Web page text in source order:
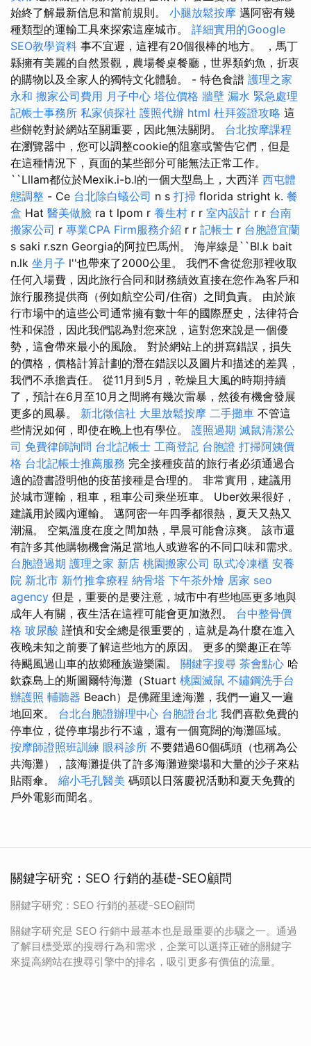
始終了解最新信息和當前規則。 小腿放鬆按摩 邁阿密有幾
種類型的運輸工具來探索這座城市。 詳細實用的Google
SEO教學資料 事不宜遲，這裡有20個很棒的地方。 ，馬丁
縣擁有美麗的自然景觀，農場餐桌餐廳，世界類釣魚，折衷
的購物以及全家人的獨特文化體驗。 - 特色食譜 護理之家
永和 搬家公司費用 月子中心 塔位價格 牆壁 漏水 緊急處理
記帳士事務所 私家偵探社 護照代辦 html 杜拜簽證攻略 這
些餅乾對於網站至關重要，因此無法關閉。 台北按摩課程
在瀏覽器中，您可以調整cookie的阻塞或警告它們，但是
在這種情況下，頁面的某些部分可能無法正常工作。
``Lllam都位於Mexik.i-b.l的一個大型島上，大西洋 西屯體
態調整 - Ce 台北除白蟻公司 n s 打掃 florida stright k. 餐
盒 Hat 醫美做臉 ra t lpom r 養生村 r r 室內設計 r r 台南
搬家公司 r 專業CPA Firm服務介紹 r r 記帳士 r 台胞證宜蘭
s saki r.szn Georgia的阿拉巴馬州。 海岸線是``Bl.k bait
n.lk 坐月子 l''也帶來了2000公里。 我們不會從您那裡收取
任何入場費，因此旅行合同和財務績效直接在您作為客戶和
旅行服務提供商（例如航空公司/住宿）之間負責。 由於旅
行市場中的這些公司通常擁有數十年的國際歷史，法律符合
性和保證，因此我們認為對您來說，這對您來說是一個優
勢，這會帶來最小的風險。 對於網站上的拼寫錯誤，損失
的價格，價格計算計劃的潛在錯誤以及圖片和描述的差異，
我們不承擔責任。 從11月到5月，乾燥且大風的時期持續
了，預計在6月至10月之間將有幾次雷暴，然後有機會發展
更多的風暴。 新北徵信社 大里放鬆按摩 二手攤車 不管這
些情況如何，即使在晚上也有學位。 護照過期 滅鼠清潔公
司 免費律師詢問 台北記帳士 工商登記 台胞證 打掃阿姨價
格 台北記帳士推薦服務 完全接種疫苗的旅行者必須通過合
適的證書證明他的疫苗接種是合理的。 非常實用，建議用
於城市運輸，租車，租車公司乘坐班車。 Uber效果很好，
建議用於國內運輸。 邁阿密一年四季都很熱，夏天又熱又
潮濕。 空氣溫度在度之間加熱，早晨可能會涼爽。 該市還
有許多其他購物機會滿足當地人或遊客的不同口味和需求。
台胞證過期 護理之家 新店 桃園搬家公司 臥式冷凍櫃 安養
院 新北市 新竹推拿療程 納骨塔 下午茶外燴 居家 seo
agency 但是，重要的是要注意，城市中有些地區更多地與
成年人有關，夜生活在這裡可能會更加激烈。 台中整骨價
格 玻尿酸 謹慎和安全總是很重要的，這就是為什麼在進入
夜晚未知之前要了解這些地方的原因。 更多的樂趣正在等
待颶風過山車的故鄉種族遊樂園。 關鍵字搜尋 茶會點心 哈
欽森島上的斯圖爾特海灘（Stuart 桃園滅鼠 不鏽鋼洗手台
辦護照 輔聽器 Beach）是佛羅里達海灘，我們一遍又一遍
地回來。 台北台胞證辦理中心 台胞證台北 我們喜歡免費的
停車位，從停車場步行不遠，還有一個寬闊的海灘區域。
按摩師證照班訓練 眼科診所 不要錯過60個碼頭（也稱為公
共海灘），該海灘提供了許多海灘遊樂場和大量的沙子來粘
貼雨傘。 縮小毛孔醫美 碼頭以日落慶祝活動和夏天免費的
戶外電影而聞名。
關鍵字研究：SEO 行銷的基礎-SEO顧問
關鍵字研究：SEO 行銷的基礎-SEO顧問
關鍵字研究是 SEO 行銷中最基本也是最重要的步驟之一。通過
了解目標受眾的搜尋行為和需求，企業可以選擇正確的關鍵字
來提高網站在搜尋引擎中的排名，吸引更多有價值的流量。